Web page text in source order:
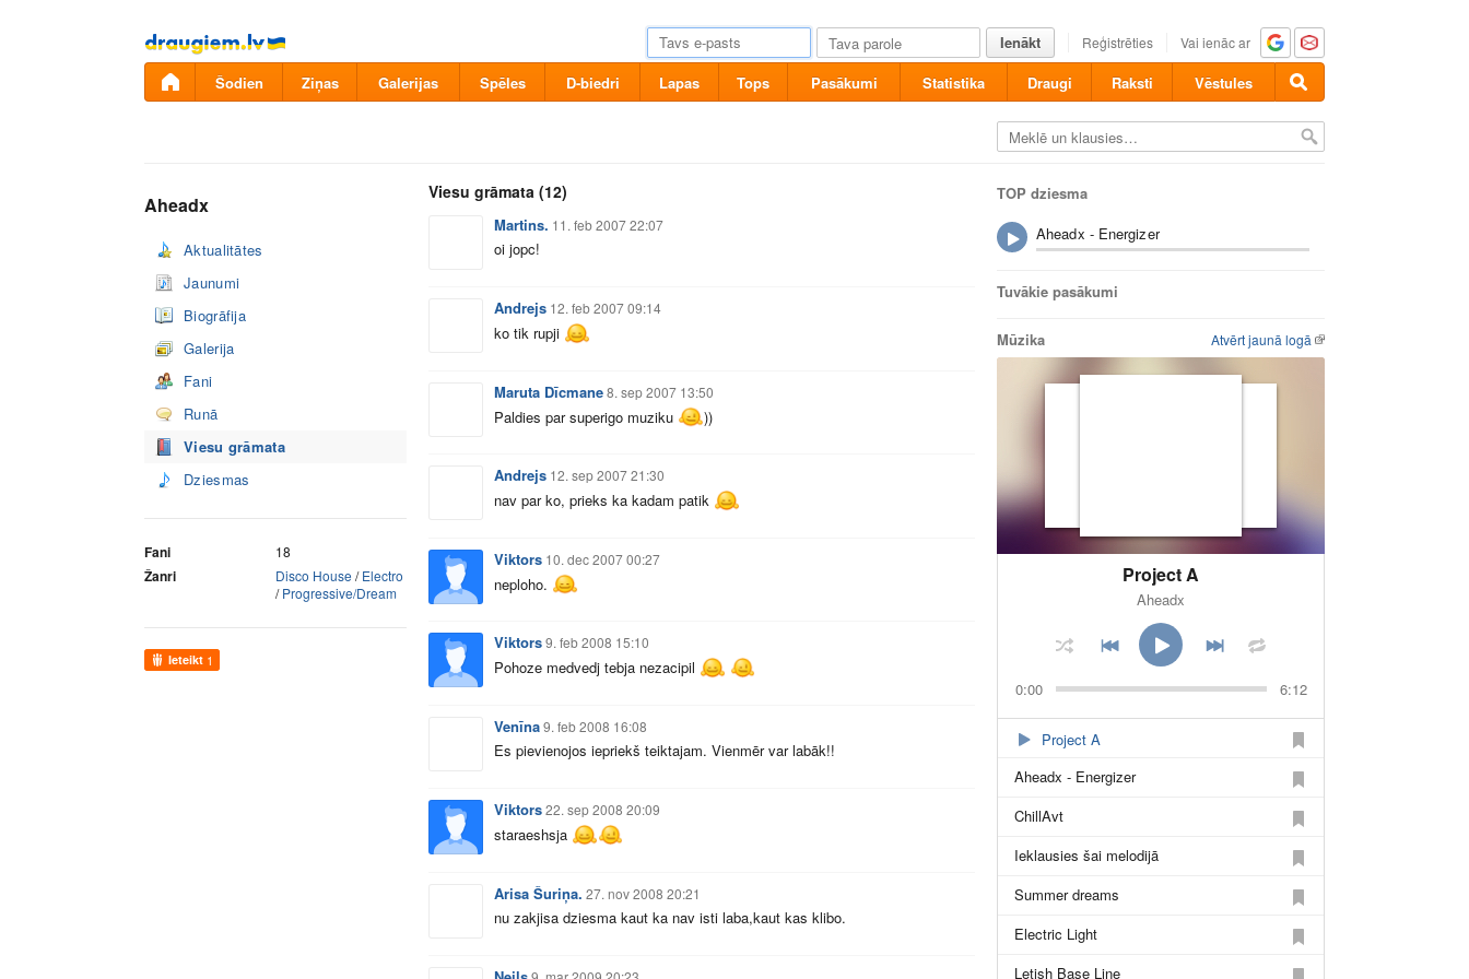
Pāriet
uz
saturu
Ienākt Reģistrēties Vai ienāc ar
Šodien Ziņas Galerijas Spēles D-biedri Lapas Tops Pasākumi Statistika Draugi Raksti Vēstules
Aheadx
Aktualitātes
Jaunumi
Biogrāfija
Galerija
Fani
Runā
Viesu grāmata
Dziesmas
Fani 18
Žanri Disco House /Electro
/Progressive/Dream
Ieteikt 1
Viesu grāmata (12)
Martins. 11. feb 2007 22:07
oi jopc!
Andrejs 12. feb 2007 09:14
ko tik rupji
Maruta Dīcmane8. sep 2007 13:50
Paldies par superigo muziku ))
Andrejs 12. sep 2007 21:30
nav par ko, prieks ka kadam patik
Viktors 10. dec 2007 00:27
neploho.
Viktors9. feb 2008 15:10
Pohoze medvedj tebja nezacipil
Venīna9. feb 2008 16:08
Es pievienojos iepriekš teiktajam. Vienmēr var labāk!!
Viktors22. sep 2008 20:09
staraeshsja
Arisa Šuriņa. 27. nov 2008 20:21
nu zakjisa dziesma kaut ka nav isti laba,kaut kas klibo.
TOP dziesma
Aheadx - Energizer
Tuvākie pasākumi
Atvērt jaunā logā
Mūzika
Project A
Aheadx
0:00 6:12
Project A
Aheadx - Energizer
ChillAvt
Ieklausies šai melodijā
Summer dreams
Electric Light
Letish Base Line